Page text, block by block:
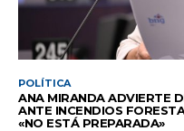
POLÍTICA
ANA MIRANDA ADVIERTE
ANTE INCENDIOS
«NO ESTÁ PREPARADA»